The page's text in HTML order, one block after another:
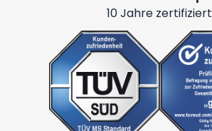
10 Jahre zertifiziert